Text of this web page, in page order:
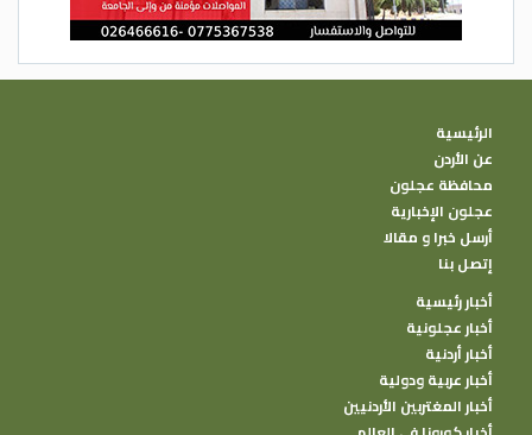
الرئيسية
عن الأردن
محافظة عجلون
عجلون الإخبارية
أرسل خبرا و مقالا
إتصل بنا
أخبار رئيسية
أخبار عجلونية
أخبار أردنية
أخبار عربية ودولية
أخبار المغتربين الأردنيين